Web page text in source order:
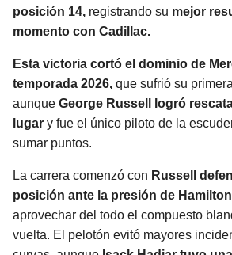
VIKINGS
FALCONS
BUCCANEERS
THUNDER
TRAIL BLAZERS
posición 14, registrando su mejor
momento con Cadillac.
Esta victoria cortó el dominio de
temporada 2026, que sufrió su
aunque George Russell logró
lugar y fue el único piloto de la
sumar puntos.
La carrera comenzó con Russell
posición ante la presión de
aprovechar del todo el compuesto
vuelta. El pelotón evitó mayores